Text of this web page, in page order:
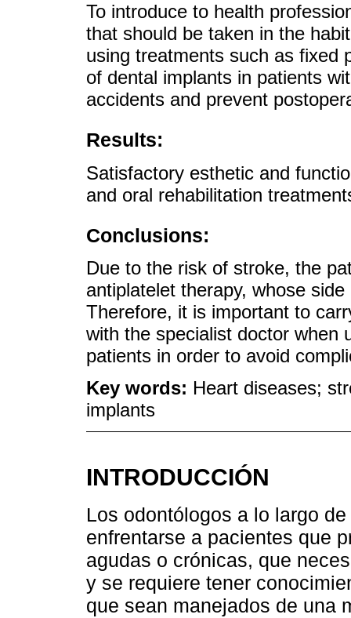
To introduce to health
that should be taken in the
using treatments such as fixed
of dental implants in patients
accidents and prevent
Results:
Satisfactory esthetic and
and oral rehabilitation
Conclusions:
Due to the risk of stroke, the
antiplatelet therapy, whose
Therefore, it is important to
with the specialist doctor when
patients in order to avoid
Key words: Heart diseases;
implants
INTRODUCCIÓN
Los odontólogos a lo largo
enfrentarse a pacientes que
agudas o crónicas, que
y se requiere tener
que sean manejados de una